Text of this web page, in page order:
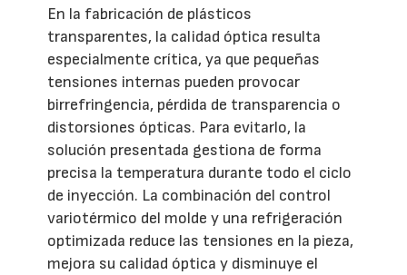
En la fabricación de plásticos
transparentes, la calidad óptica resulta
especialmente crítica, ya que pequeñas
tensiones internas pueden provocar
birrefringencia, pérdida de transparencia o
distorsiones ópticas. Para evitarlo, la
solución presentada gestiona de forma
precisa la temperatura durante todo el ciclo
de inyección. La combinación del control
variotérmico del molde y una refrigeración
optimizada reduce las tensiones en la pieza,
mejora su calidad óptica y disminuye el